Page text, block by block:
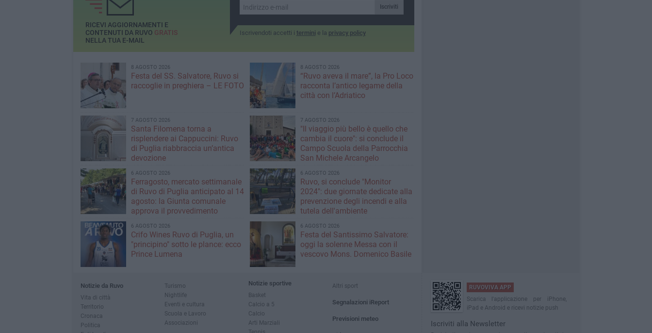
Iscriviti
Iscrivendoti accetti i termini e la privacy policy
RICEVI AGGIORNAMENTI E
CONTENUTI DA RUVO GRATIS
NELLA TUA E-MAIL
8 AGOSTO 2026
Festa del SS. Salvatore, Ruvo si
raccoglie in preghiera – LE FOTO
8 AGOSTO 2026
“Ruvo aveva il mare”, la Pro Loco
racconta l’antico legame della
città con l’Adriatico
7 AGOSTO 2026
Santa Filomena torna a
risplendere ai Cappuccini: Ruvo
di Puglia riabbraccia un’antica
devozione
7 AGOSTO 2026
"Il viaggio più bello è quello che
cambia il cuore": si conclude il
Campo Scuola della Parrocchia
San Michele Arcangelo
6 AGOSTO 2026
Ferragosto, mercato settimanale
di Ruvo di Puglia anticipato al 14
agosto: la Giunta comunale
approva il provvedimento
6 AGOSTO 2026
Ruvo, si conclude "Monitor
2024": due giornate dedicate alla
prevenzione degli incendi e alla
tutela dell'ambiente
6 AGOSTO 2026
Crifo Wines Ruvo di Puglia, un
"principino" sotto le plance: ecco
Prince Lumena
6 AGOSTO 2026
Festa del Santissimo Salvatore:
oggi la solenne Messa con il
vescovo Mons. Domenico Basile
Notizie da Ruvo
Vita di città
Territorio
Cronaca
Politica
Turismo
Nightlife
Eventi e cultura
Scuola e Lavoro
Associazioni
Notizie sportive
Basket
Calcio a 5
Calcio
Arti Marziali
Altri sport
Segnalazioni iReport
Previsioni meteo
RUVOVIVA APP
Scarica l'applicazione per iPhone,
iPad e Android e ricevi notizie push
Iscriviti alla Newsletter